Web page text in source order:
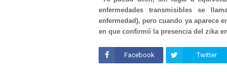
enfermedades transmisibles se
enfermedad), pero cuando ya aparece
en que confirmó la presencia del zika
Facebook Twitter